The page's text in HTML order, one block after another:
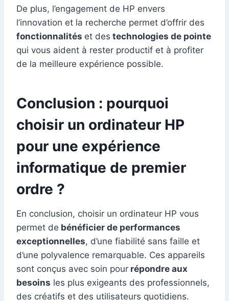
De plus, l’engagement de HP envers
l’innovation et la recherche permet d’offrir des
fonctionnalités et des technologies de pointe
qui vous aident à rester productif et à profiter
de la meilleure expérience possible.
Conclusion : pourquoi
choisir un ordinateur HP
pour une expérience
informatique de premier
ordre ?
En conclusion, choisir un ordinateur HP vous
permet de bénéficier de performances
exceptionnelles, d’une fiabilité sans faille et
d’une polyvalence remarquable. Ces appareils
sont conçus avec soin pour répondre aux
besoins les plus exigeants des professionnels,
des créatifs et des utilisateurs quotidiens.